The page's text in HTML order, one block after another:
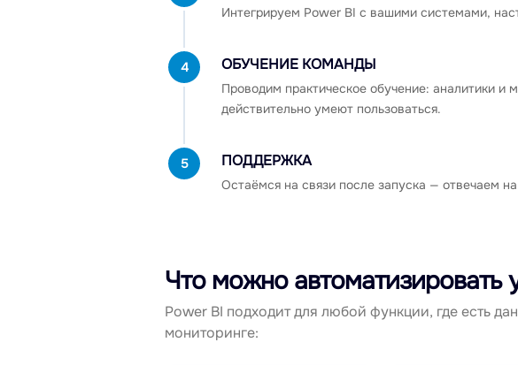
Интегрируем Power BI с вашими системами,
4 ОБУЧЕНИЕ КОМАНДЫ
Проводим практическое обучение: аналитики
действительно умеют пользоваться.
5 ПОДДЕРЖКА
Остаёмся на связи после запуска — отвечаем
Что можно автоматизировать
Power BI подходит для любой функции, где есть
мониторинге: